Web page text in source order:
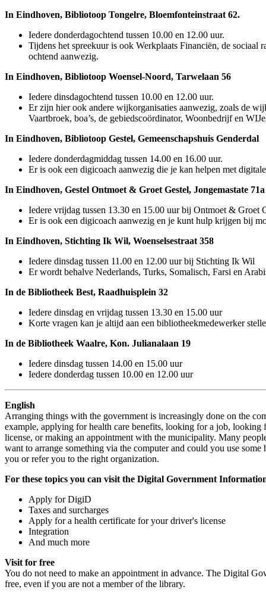
In Eindhoven, Bibliotoop Tongelre, Bloemfonteinstraat 62.
Iedere donderdagochtend tussen 10.00 en 12.00 uur.
Tijdens het spreekuur is ook Werkplaats Financiën, de sociaal
ochtend aanwezig.
In Eindhoven, Bibliotoop Woensel-Noord, Tarwelaan 56
Iedere dinsdagochtend tussen 10.00 en 12.00 uur.
Er zijn hier ook andere wijkorganisaties aanwezig, zoals de
Vaartbroek, boa’s, de gebiedscoördinator, Woonbedrijf en
In Eindhoven, Bibliotoop Gestel, Gemeenschapshuis Genderdal
Iedere donderdagmiddag tussen 14.00 en 16.00 uur.
Er is ook een digicoach aanwezig die je kan helpen met
In Eindhoven, Gestel Ontmoet & Groet Gestel, Jongemastate 71a
Iedere vrijdag tussen 13.30 en 15.00 uur bij Ontmoet & Groet
Er is ook een digicoach aanwezig en je kunt hulp krijgen bij
In Eindhoven, Stichting Ik Wil, Woenselsestraat 358
Iedere dinsdag tussen 11.00 en 12.00 uur bij Stichting Ik Wil
Er wordt behalve Nederlands, Turks, Somalisch, Farsi en
In de Bibliotheek Best, Raadhuisplein 32
Iedere dinsdag en vrijdag tussen 13.30 en 15.00 uur
Korte vragen kan je altijd aan een bibliotheekmedewerker
In de Bibliotheek Waalre, Kon. Julianalaan 19
Iedere dinsdag tussen 14.00 en 15.00 uur
Iedere donderdag tussen 10.00 en 12.00 uur
English
Arranging things with the government is increasingly done on the
example, applying for health care benefits, looking for a job, looking
license, or making an appointment with the municipality. Many
want to arrange something via the computer and could you use
you or refer you to the right organization.
For these topics you can visit the Digital Government
Apply for DigiD
Taxes and surcharges
Apply for a health certificate for your driver's license
Integration
And much more
Visit for free
You do not need to make an appointment in advance. The Digital
free, even if you are not a member of the library.